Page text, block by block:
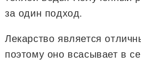
за один подход.
Лекарство является
поэтому оно всасывает в